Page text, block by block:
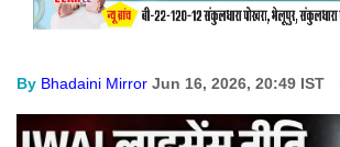
By Bhadaini Mirror Jun 16, 2026, 20:49 IST